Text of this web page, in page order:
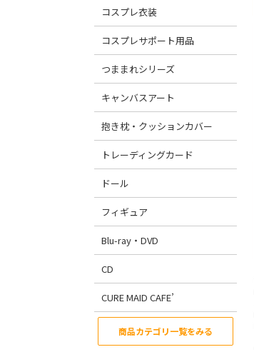
コスプレ衣装
コスプレサポート用品
つままれシリーズ
キャンバスアート
抱き枕・クッションカバー
トレーディングカード
ドール
フィギュア
Blu-ray・DVD
CD
CURE MAID CAFE’
商品カテゴリ一覧をみる